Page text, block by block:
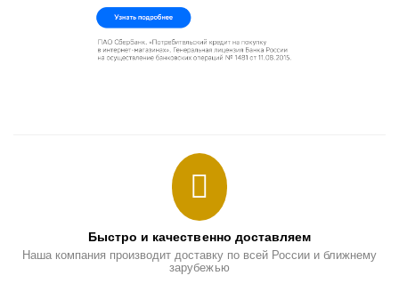
Быстро и качественно доставляем
Наша компания производит доставку по всей России и ближнему
зарубежью